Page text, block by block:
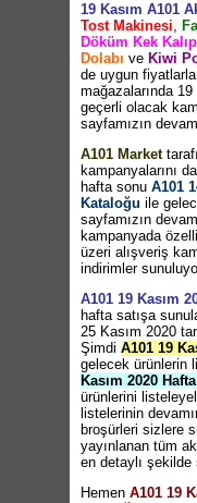
19 Kasım A101
Tost Makinesi,
Döküm Kek
Dolabı ve Kiwi
de uygun
mağazalarında
geçerli olacak
sayfamızın
A101 Market
kampanyalarını
hafta sonu A101
Kataloğu ile
sayfamızın
kampanyada
üzeri alışveriş
indirimler
A101 19 Kasım
hafta satışa
25 Kasım 2020
Şimdi A101 19
gelecek ürünlerin
Kasım 2020
ürünlerini
listelerinin
broşürleri sizlere
yayınlanan tüm
en detaylı
Hemen A101 19